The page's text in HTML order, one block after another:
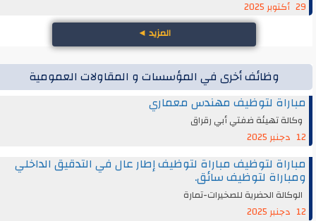
29 أكتوبر 2025
المزيد◄
وظائف أخرى في المؤسسات و المقاولات العمومية
مباراة لتوظيف مهندس معماري
وكالة تهيئة ضفتي أبي رقراق
12 دجنبر 2025
مباراة لتوظيف مباراة لتوظيف إطار عال في التدقيق الداخلي
ومباراة لتوظيف سائق.
الوكالة الحضرية للصخيرات-تمارة
12 دجنبر 2025